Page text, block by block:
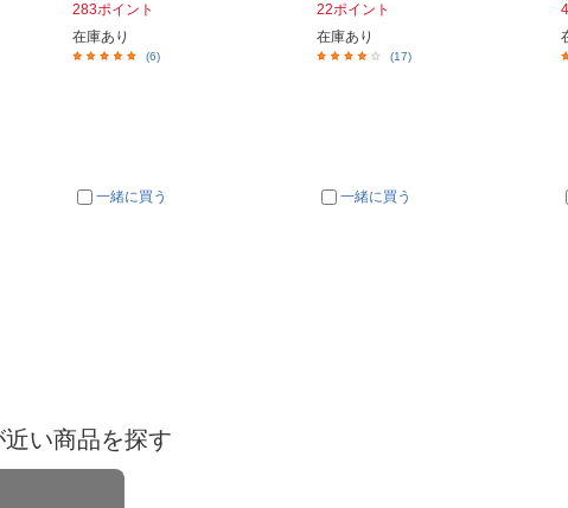
283ポイント
在庫あり
(6)
一緒に買う
22ポイント
在庫あり
(17)
一緒に買う
い商品を探す